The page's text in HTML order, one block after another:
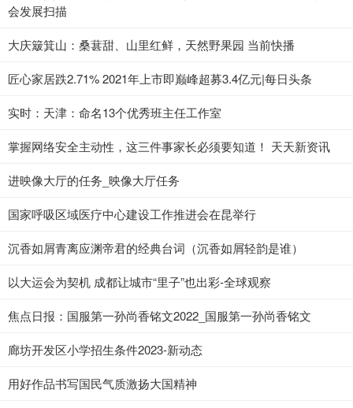
会发展扫描
大庆簸箕山：桑葚甜、山里红鲜，天然野果园 当前快播
匠心家居跌2.71% 2021年上市即巅峰超募3.4亿元|每日头条
实时：天津：命名13个优秀班主任工作室
掌握网络安全主动性，这三件事家长必须要知道！ 天天新资讯
进映像大厅的任务_映像大厅任务
国家呼吸区域医疗中心建设工作推进会在昆举行
沉香如屑青离应渊帝君的经典台词（沉香如屑轻韵是谁）
以大运会为契机 成都让城市“里子”也出彩-全球观察
焦点日报：国服第一孙尚香铭文2022_国服第一孙尚香铭文
廊坊开发区小学招生条件2023-新动态
用好作品书写国民气质激扬大国精神